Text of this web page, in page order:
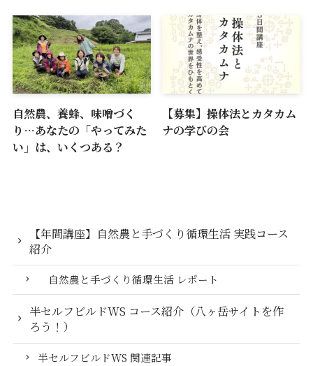
自然農、養蜂、味噌づく
り…あなたの「やってみた
い」は、いくつある？
【募集】操体法とカタカム
ナの学びの会
【年間講座】自然農と手づくり循環生活 実践コース
紹介
自然農と手づくり循環生活 レポート
半セルフビルドWS コース紹介（八ヶ岳サイトを作
ろう！）
半セルフビルドWS 関連記事